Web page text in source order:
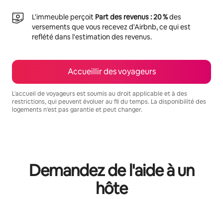
L'immeuble perçoit Part des revenus : 20 %des
versements que vous recevez d'Airbnb, ce qui est
reflété dans l'estimation des revenus.
Accueillir des voyageurs
L'accueil de voyageurs est soumis au droit applicable et à des
restrictions, qui peuvent évoluer au fil du temps. La disponibilité des
logements n'est pas garantie et peut changer.
Demandez de l'aide à un
hôte